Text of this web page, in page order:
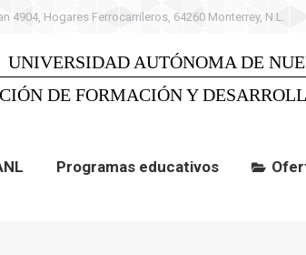
4904, Hogares Ferrocarrileros, 64260 Monterrey, N.L.
UNIVERSIDAD AUTÓNOMA DE
DE FORMACIÓN Y
Programas educativos
Programas educativos